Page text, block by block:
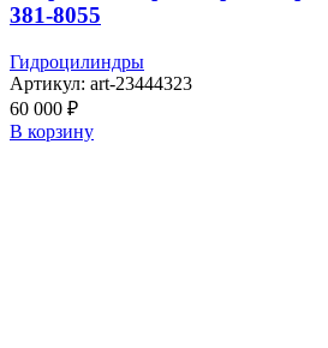
381-8055
Гидроцилиндры
Артикул: art-23444323
60 000 ₽
В корзину